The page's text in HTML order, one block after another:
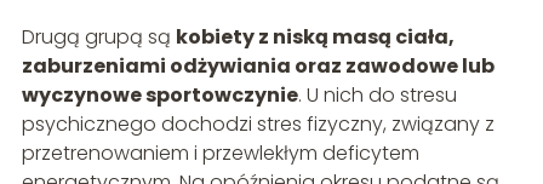
Drugą grupą są kobiety z niską masą ciała,
zaburzeniami odżywiania oraz zawodowe lub
wyczynowe sportowczynie. U nich do stresu
psychicznego dochodzi stres fizyczny, związany z
przetrenowaniem i przewlekłym deficytem